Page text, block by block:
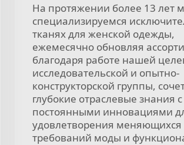
На протяжении более 13 лет
специализируемся
тканях для женской одежды,
ежемесячно обновляя
благодаря работе нашей
исследовательской и опытно-
конструкторской группы,
глубокие отраслевые знания с
постоянными инновациями
удовлетворения меняющихся
требований моды и